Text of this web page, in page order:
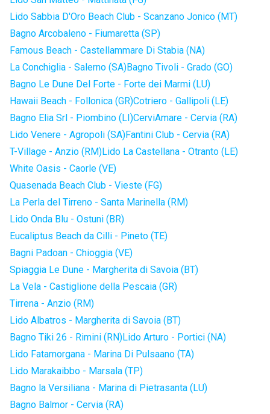
Lido Sabbia D'Oro Beach Club - Scanzano Jonico (MT)
Bagno Arcobaleno - Fiumaretta (SP)
Famous Beach - Castellammare Di Stabia (NA)
La Conchiglia - Salerno (SA)Bagno Tivoli - Grado (GO)
Bagno Le Dune Del Forte - Forte dei Marmi (LU)
Hawaii Beach - Follonica (GR)Cotriero - Gallipoli (LE)
Bagno Elia Srl - Piombino (LI)CerviAmare - Cervia (RA)
Lido Venere - Agropoli (SA)Fantini Club - Cervia (RA)
T-Village - Anzio (RM)Lido La Castellana - Otranto (LE)
White Oasis - Caorle (VE)
Quasenada Beach Club - Vieste (FG)
La Perla del Tirreno - Santa Marinella (RM)
Lido Onda Blu - Ostuni (BR)
Eucaliptus Beach da Cilli - Pineto (TE)
Bagni Padoan - Chioggia (VE)
Spiaggia Le Dune - Margherita di Savoia (BT)
La Vela - Castiglione della Pescaia (GR)
Tirrena - Anzio (RM)
Lido Albatros - Margherita di Savoia (BT)
Bagno Tiki 26 - Rimini (RN)Lido Arturo - Portici (NA)
Lido Fatamorgana - Marina Di Pulsaano (TA)
Lido Marakaibbo - Marsala (TP)
Bagno la Versiliana - Marina di Pietrasanta (LU)
Bagno Balmor - Cervia (RA)